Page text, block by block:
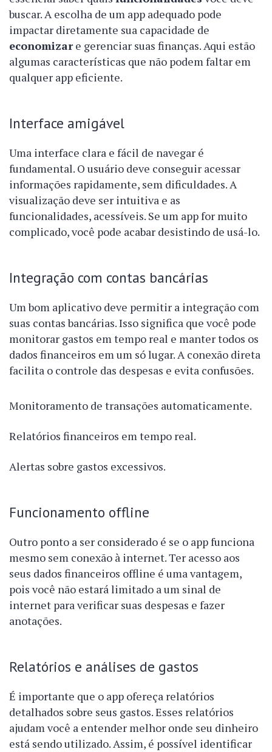
buscar. A escolha de um app adequado pode
impactar diretamente sua capacidade de
economizare gerenciar suas finanças. Aqui estão
algumas características que não podem faltar em
qualquer app eficiente.
Interface amigável
Uma interface clara e fácil de navegar é
fundamental. O usuário deve conseguir acessar
informações rapidamente, sem dificuldades. A
visualização deve ser intuitiva e as
funcionalidades, acessíveis. Se um app for muito
complicado, você pode acabar desistindo de usá-lo.
Integração com contas bancárias
Um bom aplicativo deve permitir a integração com
suas contas bancárias. Isso significa que você pode
monitorar gastos em tempo real e manter todos os
dados financeiros em um só lugar. A conexão direta
facilita o controle das despesas e evita confusões.
Monitoramento de transações automaticamente.
Relatórios financeiros em tempo real.
Alertas sobre gastos excessivos.
Funcionamento offline
Outro ponto a ser considerado é se o app funciona
mesmo sem conexão à internet. Ter acesso aos
seus dados financeiros offline é uma vantagem,
pois você não estará limitado a um sinal de
internet para verificar suas despesas e fazer
anotações.
Relatórios e análises de gastos
É importante que o app ofereça relatórios
detalhados sobre seus gastos. Esses relatórios
ajudam você a entender melhor onde seu dinheiro
está sendo utilizado. Assim, é possível identificar